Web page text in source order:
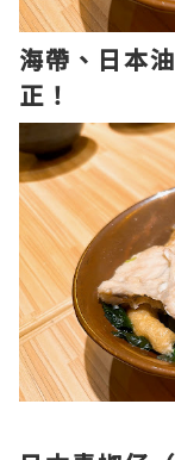
海帶、日本
正！